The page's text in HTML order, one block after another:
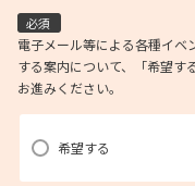
(1)お申し込み頂いたリクエ
するため。
(2)本リクエストに関するお
ため。
(3)当社が取り扱う商品・
各種イベント・キャンペー
必須
電子メール等による各種イベ
する案内について、「希望す
お進みください。
希望する